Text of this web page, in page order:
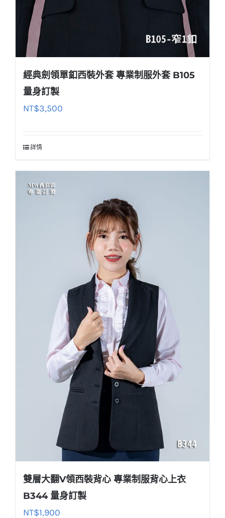
經典劍領單釦西裝外套 專業制服外套 B105
量身訂製
NT$3,500
詳情
雙層大翻V領西裝背心 專業制服背心上衣
B344 量身訂製
NT$1,900